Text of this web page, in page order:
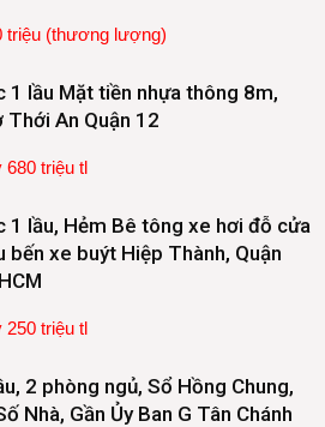
triệu (thương lượng)
1 lầu Mặt tiền nhựa thông 8m,
Thới An Quận 12
680 triệu tl
1 lầu, Hẻm Bê tông xe hơi đỗ cửa
bến xe buýt Hiệp Thành, Quận
250 triệu tl
2 phòng ngủ, Sổ Hồng Chung,
Nhà, Gần Ủy Ban G Tân Chánh